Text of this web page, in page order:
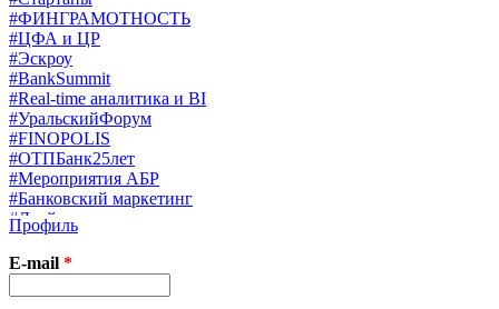
#ФИНГРАМОТНОСТЬ
#ЦФА и ЦР
#Эскроу
#BankSummit
#Real-time аналитика и BI
#УральскийФорум
#FINOPOLIS
#ОТПБанк25лет
#Мероприятия АБР
#Банковский маркетинг
#Драйверы страхования
#Финконгресс ЦБ
#PB&WM
#UX/CX
#Экосистемы
Профиль
E-mail *